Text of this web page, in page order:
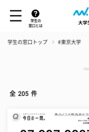
学生の
窓口とは
学生の窓口トップ #東京大学
全 205 件